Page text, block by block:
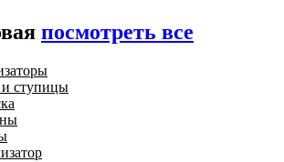
посмотреть все
и ступицы